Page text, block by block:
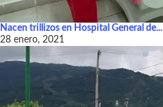
Nacen trillizos en Hospital General de...
28 enero, 2021